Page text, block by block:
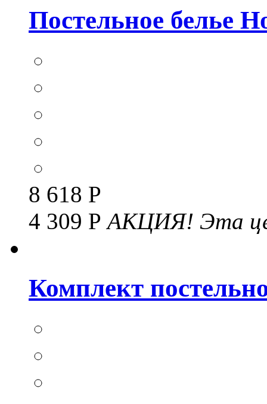
Постельное белье
8 618 Р
4 309 РАКЦИЯ! Эта
Комплект